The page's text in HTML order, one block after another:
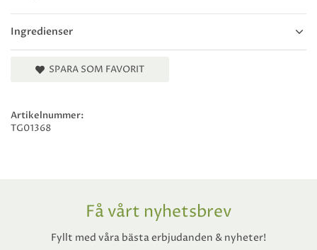
Ingredienser
SPARA SOM FAVORIT
Artikelnummer:
TG01368
Få vårt nyhetsbrev
Fyllt med våra bästa erbjudanden & nyheter!